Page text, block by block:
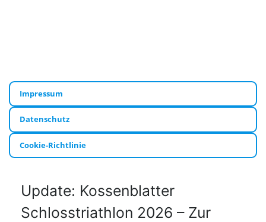
Impressum
Datenschutz
Cookie-Richtlinie
Update: Kossenblatter
Schlosstriathlon 2026 – Zur